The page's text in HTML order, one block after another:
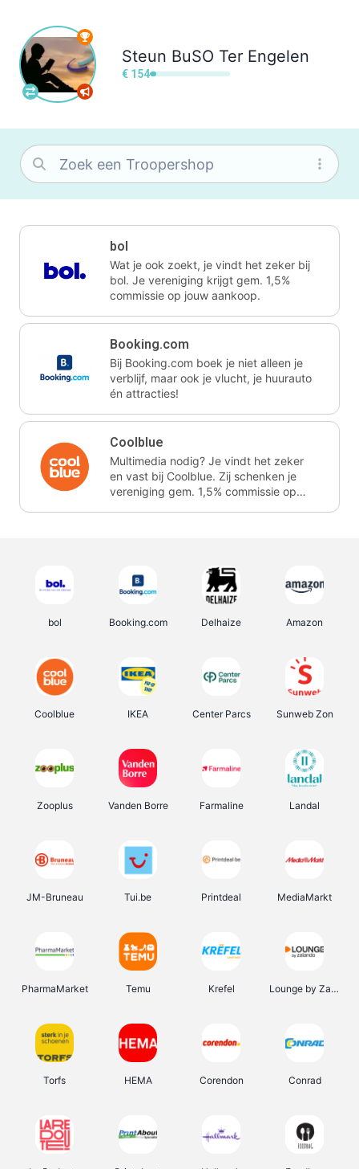
Steun BuSO Ter Engelen
€ 154
bol
Wat je ook zoekt, je vindt het zeker bij
bol. Je vereniging krijgt gem. 1,5%
commissie op jouw aankoop.
Booking.com
Bij Booking.com boek je niet alleen je
verblijf, maar ook je vlucht, je huurauto
én attracties!
Coolblue
Multimedia nodig? Je vindt het zeker
en vast bij Coolblue. Zij schenken je
vereniging gem. 1,5% commissie op
bol Booking.com Delhaize Amazon
Coolblue IKEA Center Parcs Sunweb Zon
Zooplus Vanden Borre Farmaline Landal
JM-Bruneau Tui.be Printdeal MediaMarkt
PharmaMarket Temu Krefel Lounge by Zalando
Torfs HEMA Corendon Conrad